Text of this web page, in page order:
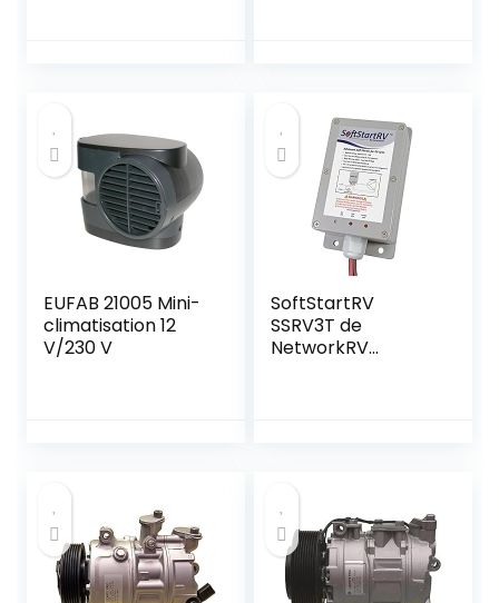
température
constante (12V
150W)
EUFAB 21005 Mini-
climatisation 12
V/230 V
SoftStartRV
SSRV3T de
NetworkRV
serait pas
démarré + cadeau
bonus